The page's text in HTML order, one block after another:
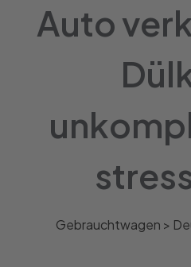
Auto
Gebrauchtwagen >